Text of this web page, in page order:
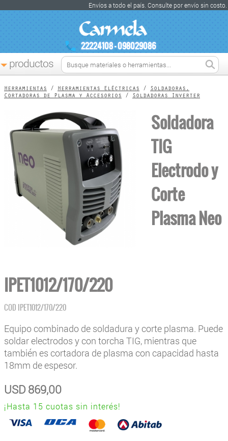
Envíos a todo el país. Consulte por envío sin costo.
22224108 - 098029086
productos
Herramientas / Herramientas Eléctricas / Soldadoras,
Cortadoras de Plasma y Accesorios / Soldadoras Inverter
Soldadora
TIG
Electrodo y
Corte
Plasma Neo
IPET1012/170/220
COD IPET1012/170/220
Equipo combinado de soldadura y corte plasma. Puede
soldar electrodos y con torcha TIG, mientras que
también es cortadora de plasma con capacidad hasta
18mm de espesor.
USD 869,00
¡Hasta 15 cuotas sin interés!